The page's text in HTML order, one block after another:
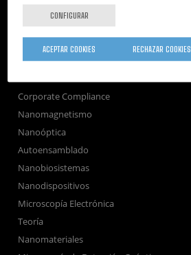
Publicaciones
Seminarios
Sala de prensa
Corporate Compliance
Nanomagnetismo
Nanoóptica
Autoensamblado
Nanobiosistemas
Nanodispositivos
Microscopía Electrónica
Teoría
Nanomateriales
CONFIGURAR
RECHAZAR COOKIES
ACEPTAR COOKIES